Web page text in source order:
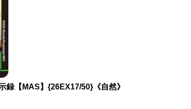
録【MAS】{26EX17/50}《自然》